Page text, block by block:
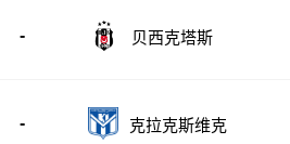
- 贝西克塔斯
- 克拉克斯维克